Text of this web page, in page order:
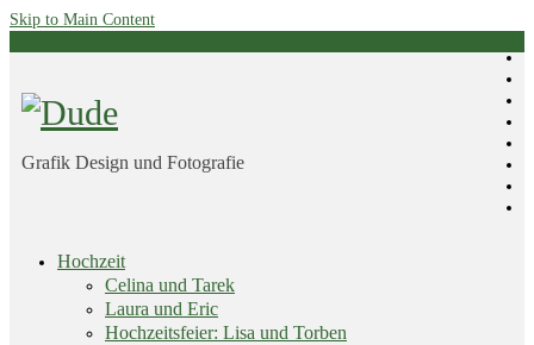
Skip to Main Content
Grafik Design und Fotografie
Hochzeit
Celina und Tarek
Laura und Eric
Hochzeitsfeier: Lisa und Torben